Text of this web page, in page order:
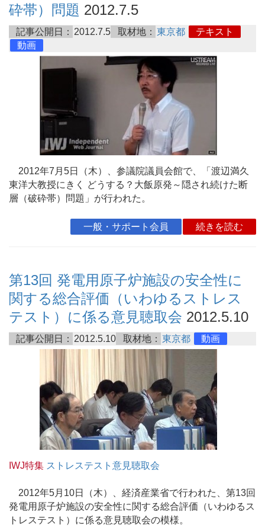
砕帯）問題 2012.7.5
記事公開日： 2012.7.5 取材地： 東京都
テキスト
動画
2012年7月5日（木）、参議院議員会館で、「渡辺満久
東洋大教授にきく どうする？大飯原発～隠され続けた断
層（破砕帯）問題」が行われた。
一般・サポート会員 続きを読む
第13回 発電用原子炉施設の安全性に
関する総合評価（いわゆるストレス
テスト）に係る意見聴取会 2012.5.10
記事公開日： 2012.5.10 取材地： 東京都 動画
IWJ特集 ストレステスト意見聴取会
2012年5月10日（木）、経済産業省で行われた、第13回
発電用原子炉施設の安全性に関する総合評価（いわゆるス
トレステスト）に係る意見聴取会の模様。